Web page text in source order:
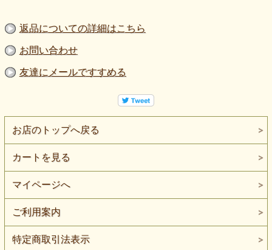
返品についての詳細はこちら
お問い合わせ
友達にメールですすめる
お店のトップへ戻る
カートを見る
マイページへ
ご利用案内
特定商取引法表示